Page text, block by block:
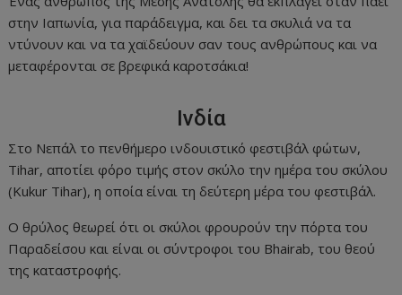
στην Ιαπωνία, για παράδειγμα, και δει τα σκυλιά να τα
ντύνουν και να τα χαϊδεύουν σαν τους ανθρώπους και να
μεταφέρονται σε βρεφικά καροτσάκια!
Ινδία
Στο Νεπάλ το πενθήμερο ινδουιστικό φεστιβάλ φώτων,
Tihar, αποτίει φόρο τιμής στον σκύλο την ημέρα του σκύλου
(Kukur Tihar), η οποία είναι τη δεύτερη μέρα του φεστιβάλ.
Ο θρύλος θεωρεί ότι οι σκύλοι φρουρούν την πόρτα του
Παραδείσου και είναι οι σύντροφοι του Bhairab, του θεού
της καταστροφής.